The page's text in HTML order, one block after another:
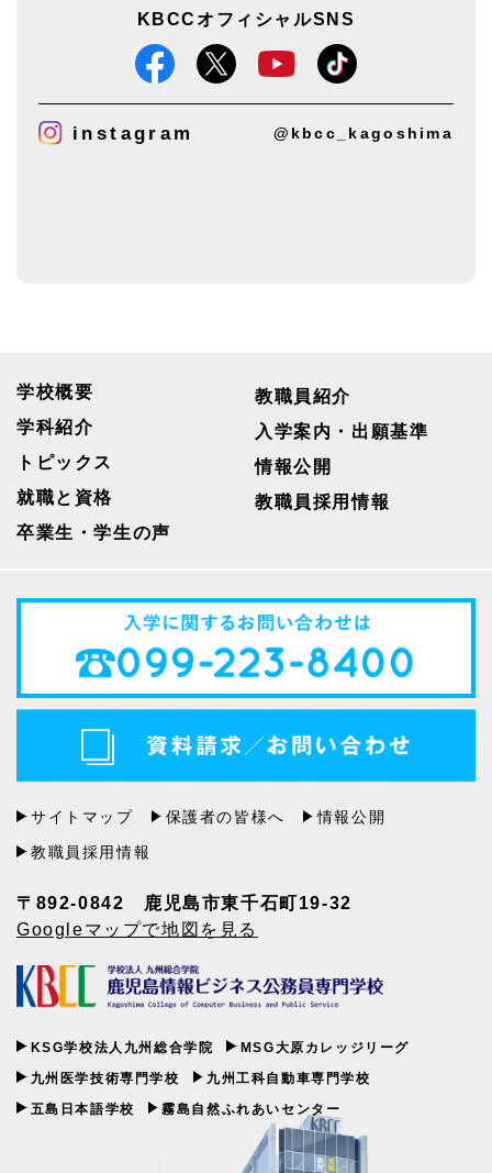
KBCCオフィシャルSNS
instagram @kbcc_kagoshima
学校概要
学科紹介
トピックス
就職と資格
卒業生・学生の声
教職員紹介
入学案内・出願基準
情報公開
教職員採用情報
〒892-0842 鹿児島市東千石町19-32
Googleマップで地図を見る
KSG学校法人九州総合学院
MSG大原カレッジリーグ
九州医学技術専門学校
九州工科自動車専門学校
五島日本語学校
霧島自然ふれあいセンター
サイトマップ 保護者の皆様へ
情報公開
教職員採用情報